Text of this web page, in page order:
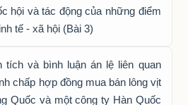
hội và tác động của những điểm
tế - xã hội (Bài 3)
tích và bình luận án lệ liên quan
chấp hợp đồng mua bán lông vịt
Quốc và một công ty Hàn Quốc